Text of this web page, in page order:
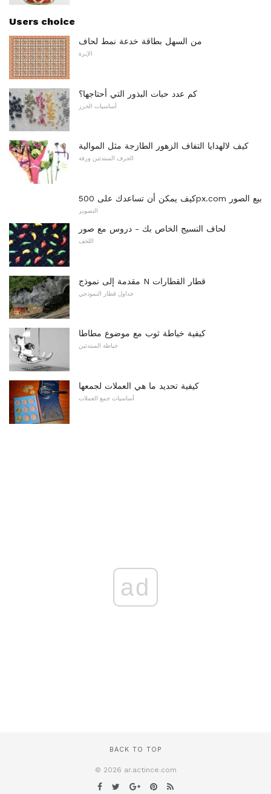
Users choice
من السهل بطاقة خدعة نمط لحاف
الإبرة
كم عدد حبات البذور التي أحتاجها؟
أساسيات الخرز
كيف لالهدايا التفاف الزهور الطازجة مثل الموالية
الحرف المبتدئين ورقة
كيف يمكن أن تساعدك على 500px.com بيع الصور
التصوير
لحاف النسيج الخاص بك - دروس مع صور
اللحف
مقدمة إلى نموذج N قطار القطارات
جداول قطار النموذجي
كيفية خياطة ثوب مع موضوع مطاطا
خياطة المبتدئين
كيفية تحديد ما هي العملات لجمعها
أساسيات جمع العملات
ad
BACK TO TOP
© 2026 ar.actince.com